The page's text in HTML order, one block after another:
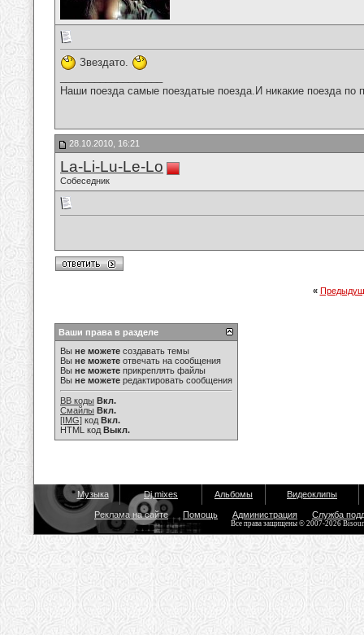
Звездато.
Наши поезда самые поездатые поезда.И никакие поезда по
28.10.2010, 16:21
La-Li-Lu-Le-Lo
Собеседник
«
Ваши права в разделе
Вы не можете создавать темы
Вы не можете отвечать на сообщения
Вы не можете прикреплять файлы
Вы не можете редактировать сообщения
BB коды Вкл.
Смайлы Вкл.
[IMG] код Вкл.
HTML код Выкл.
Музыка Dj mixes Альбомы Видеоклипы
Реклама на сайте Помощь Администрация Служба
Все права защищены © 2007-2026